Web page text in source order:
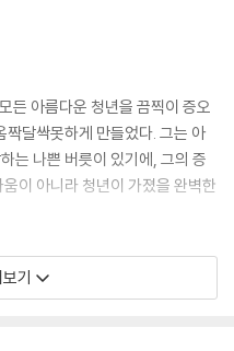
아름다운 청년을 끔찍이 증오
달싹못하게 만들었다. 그는 아
는 나쁜 버릇이 있기에, 그의 증
이 아니라 청년이 가졌을 완벽한
다. 다시 말해 형용사는 육체다.
기